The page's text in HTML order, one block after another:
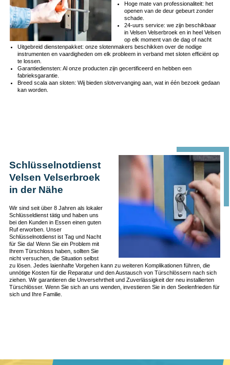
Hoge mate van professionaliteit: het
openen van de deur gebeurt zonder
schade.
24-uurs service: we zijn beschikbaar
in Velsen Velserbroek en in heel Velsen
op elk moment van de dag of nacht
Uitgebreid dienstenpakket: onze slotenmakers beschikken over de nodige
instrumenten en vaardigheden om elk probleem in verband met sloten efficiënt op
te lossen.
Garantiediensten: Al onze producten zijn gecertificeerd en hebben een
fabrieksgarantie.
Breed scala aan sloten: Wij bieden slotvervanging aan, wat in één bezoek gedaan
kan worden.
Schlüsselnotdienst
Velsen Velserbroek
in der Nähe
Wir sind seit über 8 Jahren als lokaler
Schlüsseldienst tätig und haben uns
bei den Kunden in Essen einen guten
Ruf erworben. Unser
Schlüsselnotdienst ist Tag und Nacht
für Sie da! Wenn Sie ein Problem mit
Ihrem Türschloss haben, sollten Sie
nicht versuchen, die Situation selbst
zu lösen. Jedes laienhafte Vorgehen kann zu weiteren Komplikationen führen, die
unnötige Kosten für die Reparatur und den Austausch von Türschlössern nach sich
ziehen. Wir garantieren die Unversehrtheit und Zuverlässigkeit der neu installierten
Türschlösser. Wenn Sie sich an uns wenden, investieren Sie in den Seelenfrieden für
sich und Ihre Familie.